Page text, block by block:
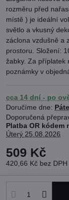
rozměru před
místě ) je ideální
světlo a vkusný
záclona vzdušně a
prostoru. Složení:
žabky. Za příplatek
poznámky v
cca 14 dní - po
Doručíme dne:
Platba OR kódem
Úterý 25.08.2026
509 Kč
420,66 Kč bez DPH